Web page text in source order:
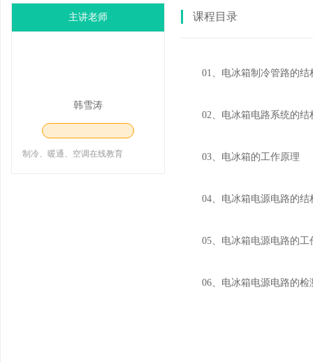
课程目录
01、电冰箱制冷管路的结
02、电冰箱电路系统的结
03、电冰箱的工作原理
04、电冰箱电源电路的结
05、电冰箱电源电路的工
06、电冰箱电源电路的检
主讲老师
韩雪涛
制冷、暖通、空调在线教育